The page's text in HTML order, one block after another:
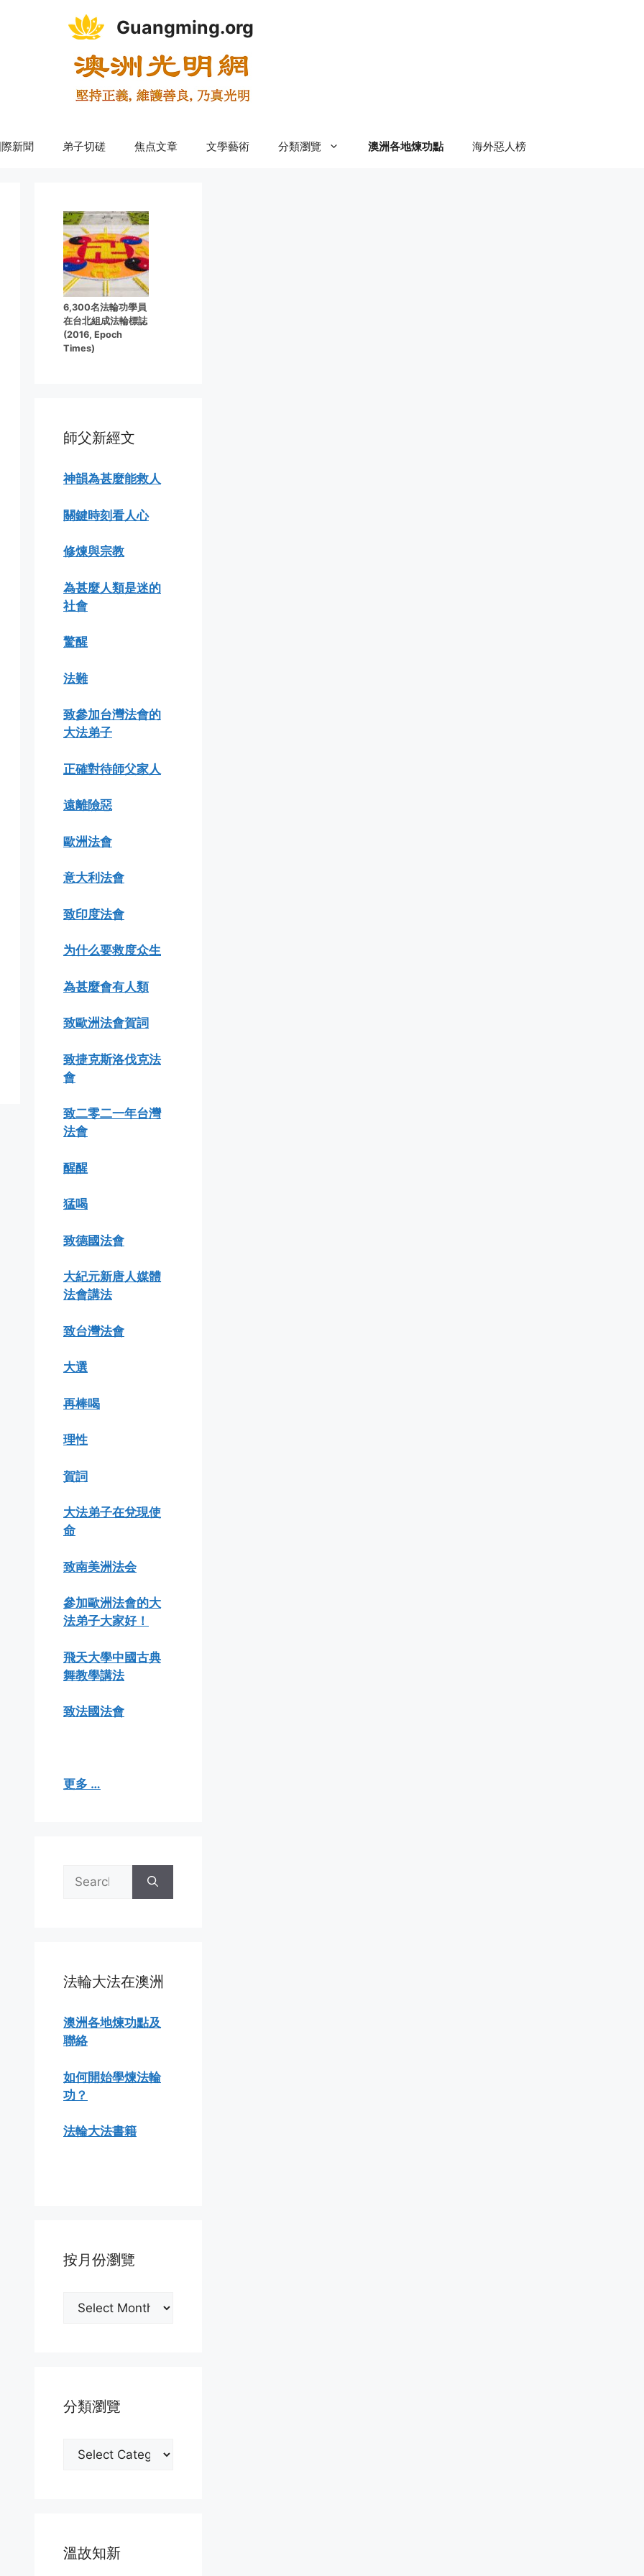
Guangming.org
新聞 弟子切磋 焦点文章 文學藝術 分類瀏覽 澳洲各地煉功點 海外惡人榜
6,300名法輪功學員
在台北組成法輪標誌
(2016, Epoch
Times)
師父新經文
神韻為甚麼能救人
關鍵時刻看人心
修煉與宗教
為甚麼人類是迷的
社會
驚醒
法難
致參加台灣法會的
大法弟子
正確對待師父家人
遠離險惡
歐洲法會
意大利法會
致印度法會
为什么要救度众生
為甚麼會有人類
致歐洲法會賀詞
致捷克斯洛伐克法
會
致二零二一年台灣
法會
醒醒
猛喝
致德國法會
大紀元新唐人媒體
法會講法
致台灣法會
大選
再棒喝
理性
賀詞
大法弟子在兌現使
命
致南美洲法会
參加歐洲法會的大
法弟子大家好！
飛天大學中國古典
舞教學講法
致法國法會
更多 …
Search
for:
法輪大法在澳洲
澳洲各地煉功點及
聯絡
如何開始學煉法輪
功？
法輪大法書籍
按月份瀏覽
分類瀏覽
溫故知新